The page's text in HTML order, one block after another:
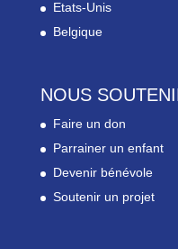
Etats-Unis
Belgique
NOUS
Faire un don
Parrainer un enfant
Devenir bénévole
Soutenir un projet